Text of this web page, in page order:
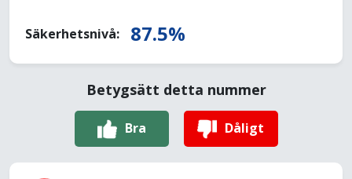
Säkerhetsnivå: 87.5%
Betygsätt detta nummer
Bra Dåligt